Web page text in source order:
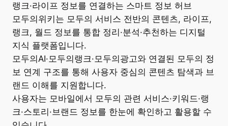
랭크·라이프 정보를 연결하는 스마트 정보 허브
모두의위키는 모두의 서비스 전반의 콘텐츠, 라이프,
랭크, 월드 정보를 통합 정리·분석·추천하는 디지털
지식 플랫폼입니다.
모두의AI·모두의랭크·모두의광고와 연결된 모두의 정
보 연계 구조를 통해 사용자 중심의 콘텐츠 탐색과 브
랜드 이해를 지원합니다.
사용자는 모바일에서 모두의 관련 서비스·키워드·랭
크·스토리·브랜드 정보를 한눈에 확인하고 활용할 수